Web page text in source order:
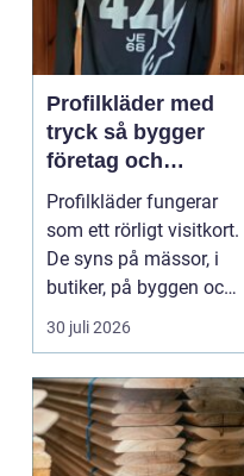
Profilkläder med
tryck så bygger
företag och
klubbar en
starkare identitet
Profilkläder fungerar
som ett rörligt visitkort.
De syns på mässor, i
butiker, på byggen och
längs v...
30 juli 2026